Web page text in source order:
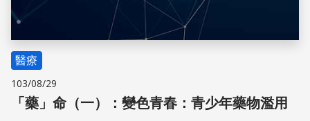
醫療
103/08/29
「藥」命（一）：變色青春：青少年藥物濫用